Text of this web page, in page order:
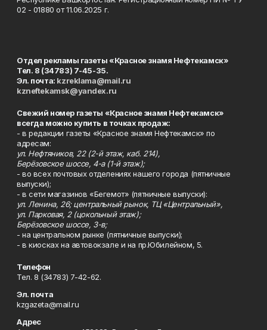
02 - 01880 от 11.06.2025 г.
Отдел рекламы газеты «Красное знамя Нефтекамск»
Тел. 8 (34783) 7-45-35.
Эл. почта: kzreklama@mail.ru
kzneftekamsk@yandex.ru
Свежий номер газеты «Красное знамя Нефтекамск»
всегда можно купить в точках продаж:
- в редакции газеты «Красное знамя Нефтекамск» по
адресам:
ул. Нефтяников, 22 (2-й этаж, каб. 214),
Берёзовское шоссе, 4-а (1-й этаж);
- во всех почтовых отделениях нашего города (пятничные
выпуски);
- в сети магазинов «Бегемот» (пятничные выпуски):
ул. Ленина, 26; центральный рынок, ТЦ «Центральный»,
ул. Парковая, 2 (цокольный этаж);
Берёзовское шоссе, 3-в;
- на центральном рынке (пятничные выпуски);
- в киосках на автовокзале и на пр.Юбилейном, 5.
Телефон
Тел. 8 (34783) 7-42-62.
Эл. почта
kzgazeta@mail.ru
Адрес